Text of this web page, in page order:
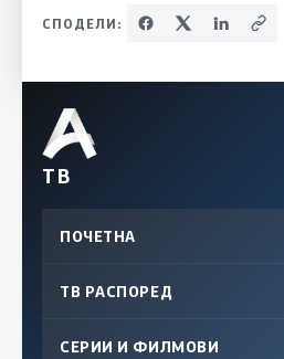
СПОДЕЛИ:
ТВ
ПОЧЕТНА
ТВ РАСПОРЕД
СЕРИИ И ФИЛМОВИ